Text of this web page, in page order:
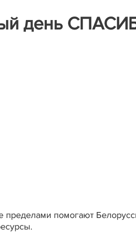
день
пределами помогают